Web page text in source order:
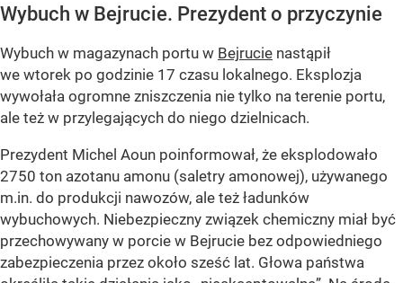
Wybuch w Bejrucie. Prezydent o przyczynie
Wybuch w magazynach portu w Bejrucie nastąpił
we wtorek po godzinie 17 czasu lokalnego. Eksplozja
wywołała ogromne zniszczenia nie tylko na terenie portu,
ale też w przylegających do niego dzielnicach.
Prezydent Michel Aoun poinformował, że eksplodowało
2750 ton azotanu amonu (saletry amonowej), używanego
m.in. do produkcji nawozów, ale też ładunków
wybuchowych. Niebezpieczny związek chemiczny miał być
przechowywany w porcie w Bejrucie bez odpowiedniego
zabezpieczenia przez około sześć lat. Głowa państwa